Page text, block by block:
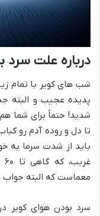
درباره علت
شب های کویر با تمام
پدیده عجیب و البته
شدید! حتماً برای شما
تا دل و روده آدم رو
باید از شدت سرما به
معماست که البته جواب
سرد بودن هوای کویر